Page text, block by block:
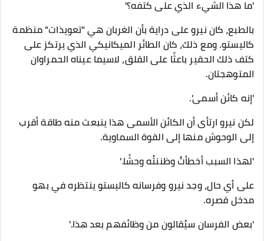
'ما هذا الشيء الذي على كتفه؟'
بالطبع، كان نيرو على دراية بأن الغربان هي "تعويذات" منظمة
كاليستو. ومع ذلك، كان الطائر الميكانيكي الذي يرتكز على
كتف ذلك الحقير باعثًا على القلق، لاسيما عيناه الحمراوان
المتوهجتان.
'إنه كائن أسمى'.
لكن نيرو ارتأى أن الكائن الأسمى هذا ينبعث منه طاقة أقرب
إلى الوحوش منها إلى القوة السماوية.
'لهذا السبب أخطأتُ وظننتُه وحشًا.'
على أي حال، وجد نيرو وفرسانه كاليستو ينتظره في بهو
مدخل قصره.
'بعض الفرسان سيُقالون من وظائفهم بعد هذا.'